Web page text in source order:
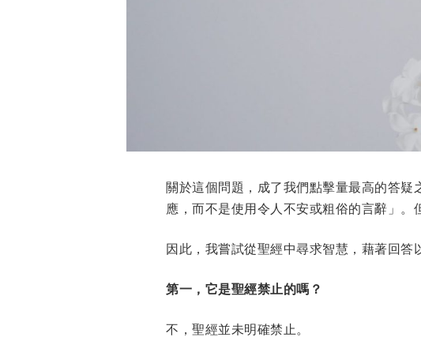
關於這個問題，成了我們點擊量最高的答
應，而不是使用令人不安或粗俗的言辭」。
因此，我嘗試從聖經中尋求智慧，藉著回答
第一，它是聖經禁止的嗎？
不，聖經並未明確禁止。